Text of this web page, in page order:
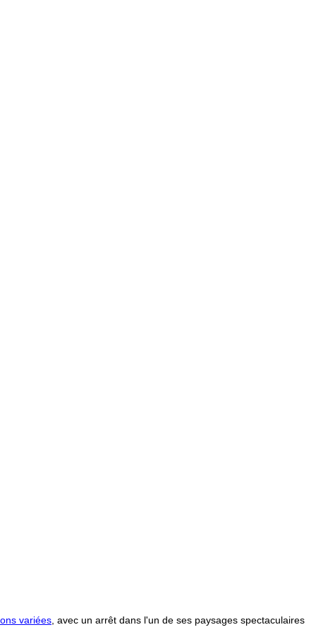
variées , avec un arrêt dans l'un de ses paysages spectaculaires